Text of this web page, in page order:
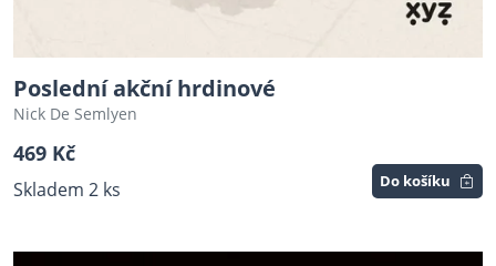
Poslední akční hrdinové
Nick De Semlyen
469 Kč
Skladem 2 ks Do košíku